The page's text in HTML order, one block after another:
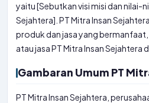
yaitu [Sebutkan visi misi dan nilai-
Sejahtera]. PT Mitra Insan
produk dan jasa yang
atau jasa PT Mitra Insan Sejahtera
Gambaran Umum PT
PT Mitra Insan Sejahtera,